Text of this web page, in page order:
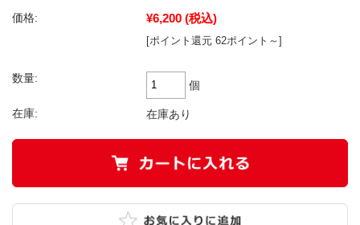
価格: ¥6,200 (税込)
[ポイント還元 62ポイント～]
数量:
個
在庫: 在庫あり